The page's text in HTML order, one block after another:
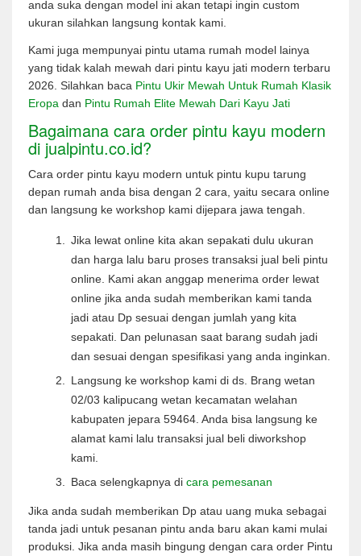
anda suka dengan model ini akan tetapi ingin custom
ukuran silahkan langsung kontak kami.
Kami juga mempunyai pintu utama rumah model lainya
yang tidak kalah mewah dari pintu kayu jati modern terbaru
2026. Silahkan baca Pintu Ukir Mewah Untuk Rumah Klasik
Eropa dan Pintu Rumah Elite Mewah Dari Kayu Jati
Bagaimana cara order pintu kayu modern
di jualpintu.co.id?
Cara order pintu kayu modern untuk pintu kupu tarung
depan rumah anda bisa dengan 2 cara, yaitu secara online
dan langsung ke workshop kami dijepara jawa tengah.
Jika lewat online kita akan sepakati dulu ukuran
dan harga lalu baru proses transaksi jual beli pintu
online. Kami akan anggap menerima order lewat
online jika anda sudah memberikan kami tanda
jadi atau Dp sesuai dengan jumlah yang kita
sepakati. Dan pelunasan saat barang sudah jadi
dan sesuai dengan spesifikasi yang anda inginkan.
Langsung ke workshop kami di ds. Brang wetan
02/03 kalipucang wetan kecamatan welahan
kabupaten jepara 59464. Anda bisa langsung ke
alamat kami lalu transaksi jual beli diworkshop
kami.
Baca selengkapnya di cara pemesanan
Jika anda sudah memberikan Dp atau uang muka sebagai
tanda jadi untuk pesanan pintu anda baru akan kami mulai
produksi. Jika anda masih bingung dengan cara order Pintu